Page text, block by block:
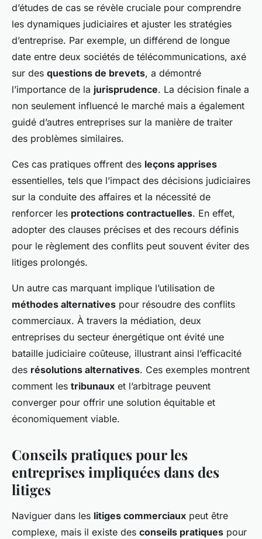
d’études de cas se révèle cruciale pour comprendre
les dynamiques judiciaires et ajuster les stratégies
d’entreprise. Par exemple, un différend de longue
date entre deux sociétés de télécommunications, axé
sur des questions de brevets, a démontré
l’importance de la jurisprudence. La décision finale a
non seulement influencé le marché mais a également
guidé d’autres entreprises sur la manière de traiter
des problèmes similaires.
Ces cas pratiques offrent des leçons apprises
essentielles, tels que l’impact des décisions judiciaires
sur la conduite des affaires et la nécessité de
renforcer les protections contractuelles. En effet,
adopter des clauses précises et des recours définis
pour le règlement des conflits peut souvent éviter des
litiges prolongés.
Un autre cas marquant implique l’utilisation de
méthodes alternatives pour résoudre des conflits
commerciaux. À travers la médiation, deux
entreprises du secteur énergétique ont évité une
bataille judiciaire coûteuse, illustrant ainsi l’efficacité
des résolutions alternatives. Ces exemples montrent
comment les tribunaux et l’arbitrage peuvent
converger pour offrir une solution équitable et
économiquement viable.
Conseils pratiques pour les
entreprises impliquées dans des
litiges
Naviguer dans les litiges commerciaux peut être
complexe, mais il existe des conseils pratiques pour